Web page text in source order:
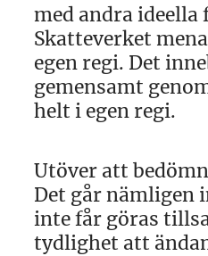
med andra
Skatteverket
egen regi. Det
gemensamt
helt i egen regi.
Utöver att
Det går nämligen
inte får göras
tydlighet att